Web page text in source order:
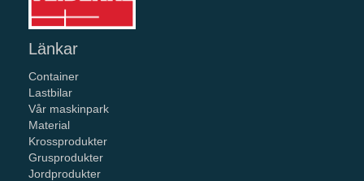
Länkar
Container
Lastbilar
Vår maskinpark
Material
Krossprodukter
Grusprodukter
Jordprodukter